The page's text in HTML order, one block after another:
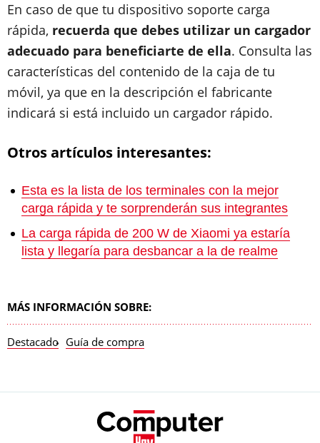
En caso de que tu dispositivo soporte carga
rápida, recuerda que debes utilizar un cargador
adecuado para beneficiarte de ella. Consulta las
características del contenido de la caja de tu
móvil, ya que en la descripción el fabricante
indicará si está incluido un cargador rápido.
Otros artículos interesantes:
Esta es la lista de los terminales con la mejor
carga rápida y te sorprenderán sus integrantes
La carga rápida de 200 W de Xiaomi ya estaría
lista y llegaría para desbancar a la de realme
MÁS INFORMACIÓN SOBRE:
Destacado Guía de compra